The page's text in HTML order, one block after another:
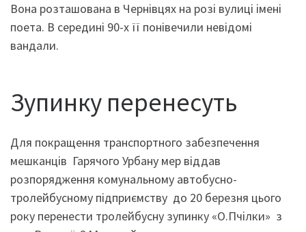
Вона розташована в Чернівцях на розі вулиці імені
поета. В середині 90-х її понівечили невідомі
вандали.
Зупинку перенесуть
Для покращення транспортного забезпечення
мешканців Гарячого Урбану мер віддав
розпорядження комунальному автобусно-
тролейбусному підприємству до 20 березня цього
року перенести тролейбусну зупинку «О.Пчілки» з